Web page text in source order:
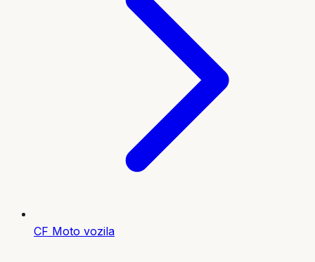
CF Moto vozila